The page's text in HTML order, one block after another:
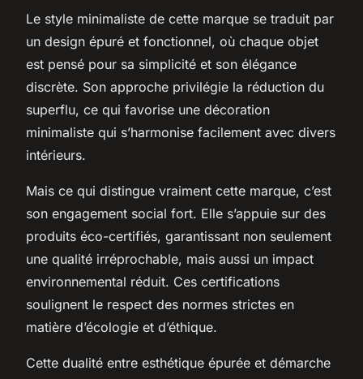
Le style minimaliste de cette marque se traduit par
un design épuré et fonctionnel, où chaque objet
est pensé pour sa simplicité et son élégance
discrète. Son approche privilégie la réduction du
superflu, ce qui favorise une décoration
minimaliste qui s’harmonise facilement avec divers
intérieurs.
Mais ce qui distingue vraiment cette marque, c’est
son engagement social fort. Elle s’appuie sur des
produits éco-certifiés, garantissant non seulement
une qualité irréprochable, mais aussi un impact
environnemental réduit. Ces certifications
soulignent le respect des normes strictes en
matière d’écologie et d’éthique.
Cette dualité entre esthétique épurée et démarche